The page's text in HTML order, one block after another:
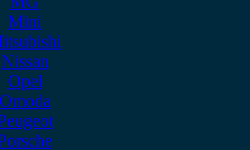
Mini
Nissan
Opel
Omoda